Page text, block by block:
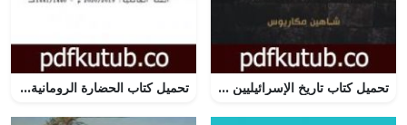
تحميل كتاب تاريخ الإسرائيليين PDF تأليف شاهين مكاريوس مجانا [كامل] تحميل كتاب الحضارة الرومانية تاريخها: السياسي، الجغرافي، العمراني PDF تأليف أحمد منصور زعيتري مجانا [كامل]